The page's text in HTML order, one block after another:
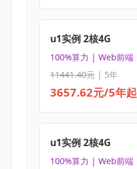
u1实例 2核4G
100%算力 | Web前端
11441.40元| 5年
3657.62元/5年起
u1实例 2核4G
100%算力 | Web前端